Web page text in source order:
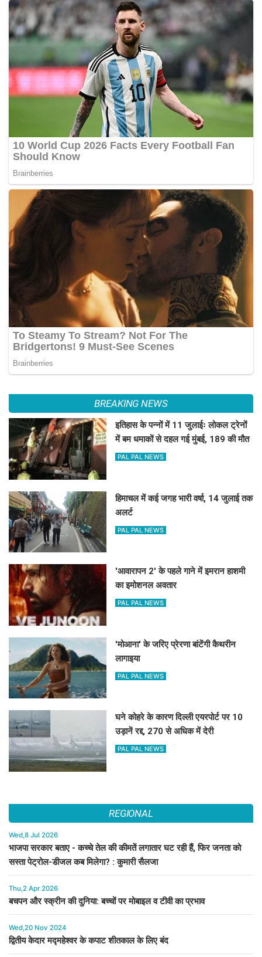
BREAKING NEWS
इतिहास के पन्नों में 11 जुलाईः लोकल ट्रेनों
में बम धमाकों से दहल गई मुंबई, 189 की मौत
PAL PAL NEWS
हिमाचल में कई जगह भारी वर्षा, 14 जुलाई तक
अलर्ट
PAL PAL NEWS
'आवारापन 2' के पहले गाने में इमरान हाशमी
का इमोशनल अवतार
PAL PAL NEWS
'मोआना' के जरिए प्रेरणा बांटेंगी कैथरीन
लागाइया
PAL PAL NEWS
घने कोहरे के कारण दिल्ली एयरपोर्ट पर 10
उड़ानें रद्द, 270 से अधिक में देरी
PAL PAL NEWS
REGIONAL
Wed,8 Jul 2026
भाजपा सरकार बताए - कच्चे तेल की कीमतें लगातार घट रही हैं, फिर जनता को
सस्ता पेट्रोल-डीजल कब मिलेगा? : कुमारी सैलजा
Thu,2 Apr 2026
बचपन और स्क्रीन की दुनिया: बच्चों पर मोबाइल व टीवी का प्रभाव
Wed,20 Nov 2024
द्वितीय केदार मद्महेश्वर के कपाट शीतकाल के लिए बंद